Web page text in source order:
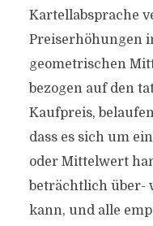
Kartellabsprache
Preiserhöhungen
geometrischen
bezogen auf den
Kaufpreis,
dass es sich um
oder Mittelwert
beträchtlich über-
kann, und alle